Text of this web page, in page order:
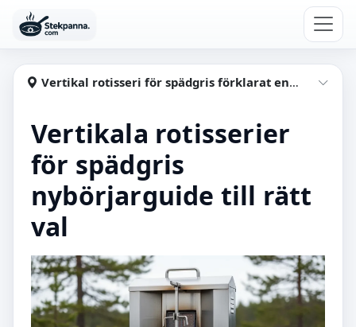
Hoppa till huvudinnehåll
Stekpanna
Vertikal rotisseri för spädgris förklarat enkelt och smarta val
Vertikala rotisserier
för spädgris
nybörjarguide till rätt
val